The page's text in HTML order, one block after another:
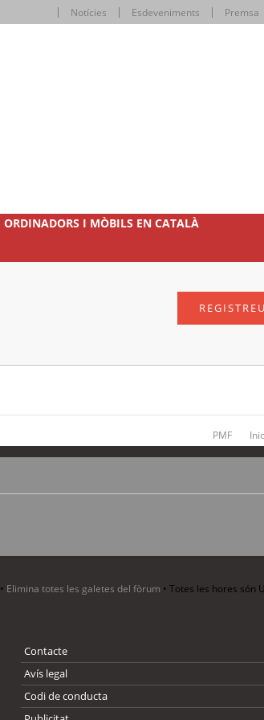
Notícies Esdeveniments Premsa
ORDINADORS I MÒBILS EN CATALÀ
PMF
• Elimina totes les galetes del fòrum • Totes les hores són
Contacte
Avís legal
Codi de conducta